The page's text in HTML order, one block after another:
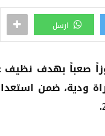
ارسل
صعباً بهدف نظيف
ودية، ضمن